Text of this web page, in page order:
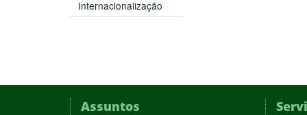
Internacionalização
Assuntos